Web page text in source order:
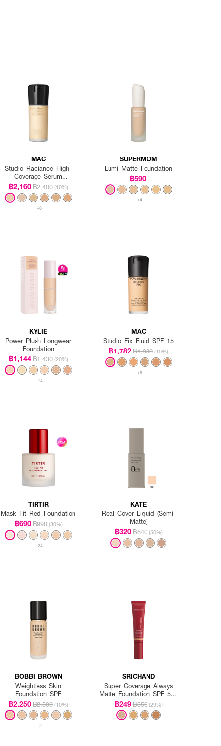
MAC
Studio Radiance High-
Coverage Serum
Foundation
฿2,160฿2,400 (10%)
+8
SUPERMOM
Lumi Matte Foundation
฿590
+4
KYLIE
Power Plush Longwear
Foundation
฿1,144฿1,430 (20%)
+14
MAC
Studio Fix Fluid SPF 15
฿1,782฿1,980 (10%)
+6
TIRTIR
Mask Fit Red Foundation
฿690฿990 (30%)
+24
KATE
Real Cover Liquid (Semi-
Matte)
฿320฿640 (50%)
BOBBI BROWN
Weightless Skin
Foundation SPF
฿2,250฿2,500 (10%)
+2
SRICHAND
Super Coverage Always
Matte Foundation SPF 50+
PA++++
฿249฿350 (29%)